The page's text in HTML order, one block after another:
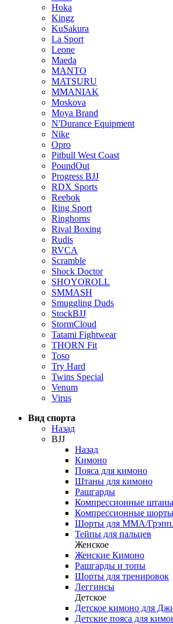
Hoka
Kingz
KuSakura
La Sport
Leone
Maeda
MANTO
MATSURU
MMANIAK
Moskova
Moya Brand
N'Durance Equipment
Nike
Opro
Pitbull West Coast
PoundOut
Progress BJJ
RDX Sports
Reebok
Ring Sport
Ringhorns
Rival Boxing
Rudis
RVCA
Scramble
Shock Doctor
SHOYOROLL
SMMASH
Smuggling Duds
StockBJJ
StormCloud
Tatami Fightwear
THORN Fit
Toso
Try Hard
Twins Special
Venum
Virus
Вид спорта
Назад
BJJ
Назад
Кимоно
Пояса для кимоно
Штаны для кимоно
Рашгарды
Компрессионные штаны
Компрессионные шорты
Шорты для ММА/
Тейпы для пальцев
Женское
Женские Кимоно
Рашгарды и топы
Шорты для тренировок
Леггинсы
Детское
Детское кимоно для
Детские пояса для